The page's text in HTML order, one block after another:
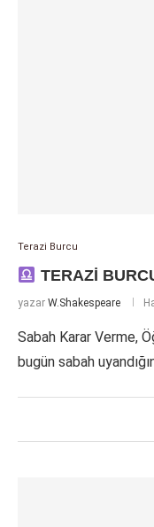
Terazi Burcu
TERAZİ
yazar W.Shakespeare
Sabah Karar Verme,
bugün sabah